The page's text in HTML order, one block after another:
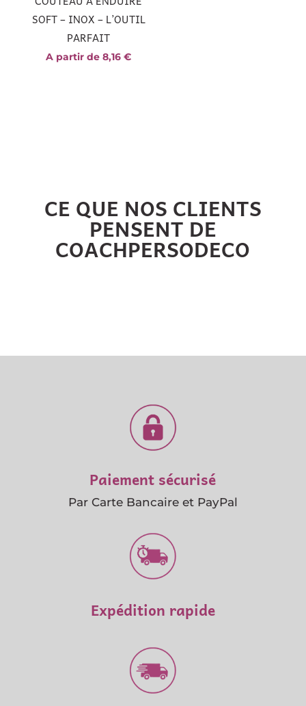
SOFT – INOX – L’OUTIL
PARFAIT
A partir de8,16€
CE QUE NOS CLIENTS
PENSENT DE
COACHPERSODECO
Paiement sécurisé
Par Carte Bancaire et PayPal
Expédition rapide